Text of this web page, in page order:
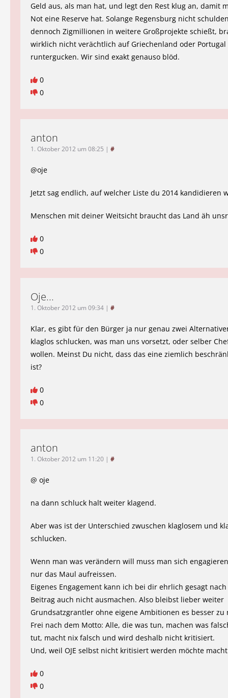
Geld aus, als man hat, und legt den Rest klug an, damit
Not eine Reserve hat. Solange Regensburg nicht
dennoch Zigmillionen in weitere Großprojekte schießt,
wirklich nicht verächtlich auf Griechenland oder Portugal
runtergucken. Wir sind exakt genauso blöd.
0
0
anton
1. Oktober 2012 um 08:25 | #
@oje
Jetzt sag endlich, auf welcher Liste du 2014 kandidieren
Menschen mit deiner Weitsicht braucht das Land äh
0
0
Oje...
1. Oktober 2012 um 09:34 | #
Klar, es gibt für den Bürger ja nur genau zwei
klaglos schlucken, was man uns vorsetzt, oder selber
wollen. Meinst Du nicht, dass das eine ziemlich
ist?
0
0
anton
1. Oktober 2012 um 11:20 | #
@ oje
na dann schluck halt weiter klagend.
Aber was ist der Unterschied zwuschen klaglosem und
schlucken.
Wenn man was verändern will muss man sich
nur das Maul aufreissen.
Eigenes Engagement kann ich bei dir ehrlich gesagt
Beitrag auch nicht ausmachen. Also bleibst lieber weiter
Grundsatzgrantler ohne eigene Ambitionen es besser zu
Frei nach dem Motto: Alle, die was tun, machen was
tut, macht nix falsch und wird deshalb nicht kritisiert.
Und, weil OJE selbst nicht kritisiert werden möchte
0
0